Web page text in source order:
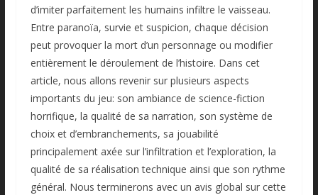
d’imiter parfaitement les humains infiltre le vaisseau.
Entre paranoïa, survie et suspicion, chaque décision
peut provoquer la mort d’un personnage ou modifier
entièrement le déroulement de l’histoire. Dans cet
article, nous allons revenir sur plusieurs aspects
importants du jeu: son ambiance de science-fiction
horrifique, la qualité de sa narration, son système de
choix et d’embranchements, sa jouabilité
principalement axée sur l’infiltration et l’exploration, la
qualité de sa réalisation technique ainsi que son rythme
général. Nous terminerons avec un avis global sur cette